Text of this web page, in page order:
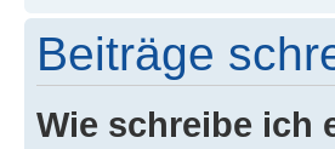
Beiträge
Wie schreibe ich